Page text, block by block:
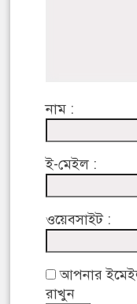
নাম :
ই-মেইল :
ওয়েবসাইট :
আপনার
রাখুন